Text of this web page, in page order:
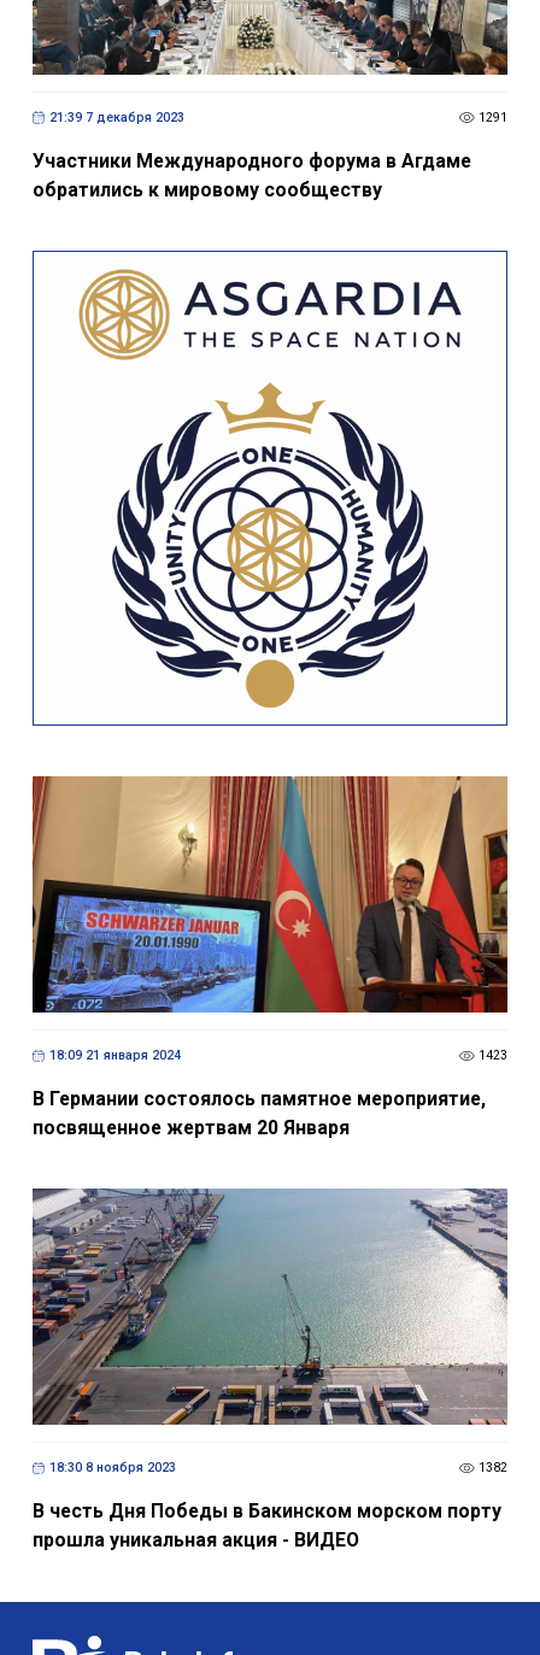
21:39 7 декабря 2023 1291
Участники Международного форума в Агдаме
обратились к мировому сообществу
18:09 21 января 2024 1423
В Германии состоялось памятное мероприятие,
посвященное жертвам 20 Января
18:30 8 ноября 2023 1382
В честь Дня Победы в Бакинском морском порту
прошла уникальная акция - ВИДЕО